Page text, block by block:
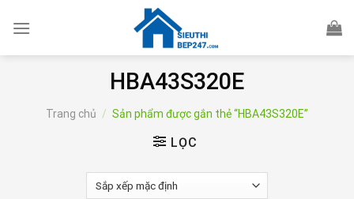
HBA43S320E
Trang chủ / Sản phẩm được gắn thẻ “HBA43S320E”
LỌC